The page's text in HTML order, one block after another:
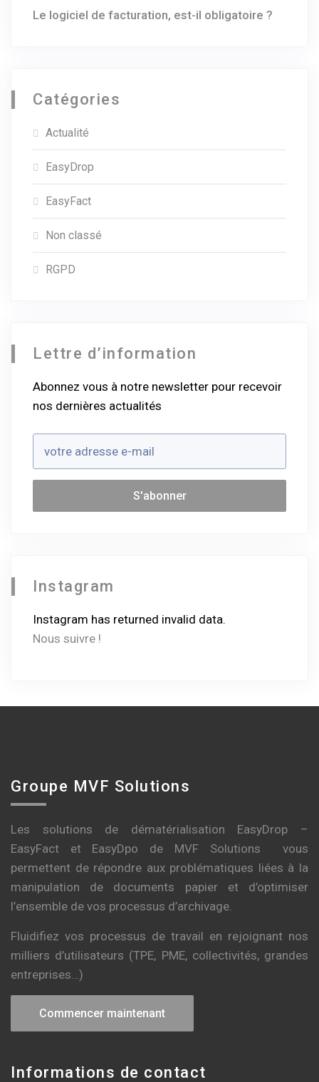
Le logiciel de facturation, est-il obligatoire ?
Catégories
Actualité
EasyDrop
EasyFact
Non classé
RGPD
Lettre d’information
Abonnez vous à notre newsletter pour recevoir
nos dernières actualités
Instagram
Instagram has returned invalid data.
Nous suivre !
Groupe MVF Solutions
Les solutions de dématérialisation EasyDrop –
EasyFact et EasyDpo de MVF Solutions vous
permettent de répondre aux problématiques liées à la
manipulation de documents papier et d’optimiser
l’ensemble de vos processus d’archivage.
Fluidifiez vos processus de travail en rejoignant nos
milliers d’utilisateurs (TPE, PME, collectivités, grandes
entreprises…)
Commencer maintenant
Informations de contact